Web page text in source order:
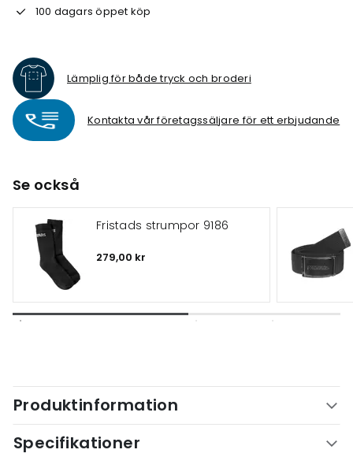
100 dagars öppet köp
Lämplig för både tryck och broderi
Kontakta vår företagssäljare för ett erbjudande
Se också
Fristads strumpor 9186
279,00 kr
Produktinformation
Specifikationer